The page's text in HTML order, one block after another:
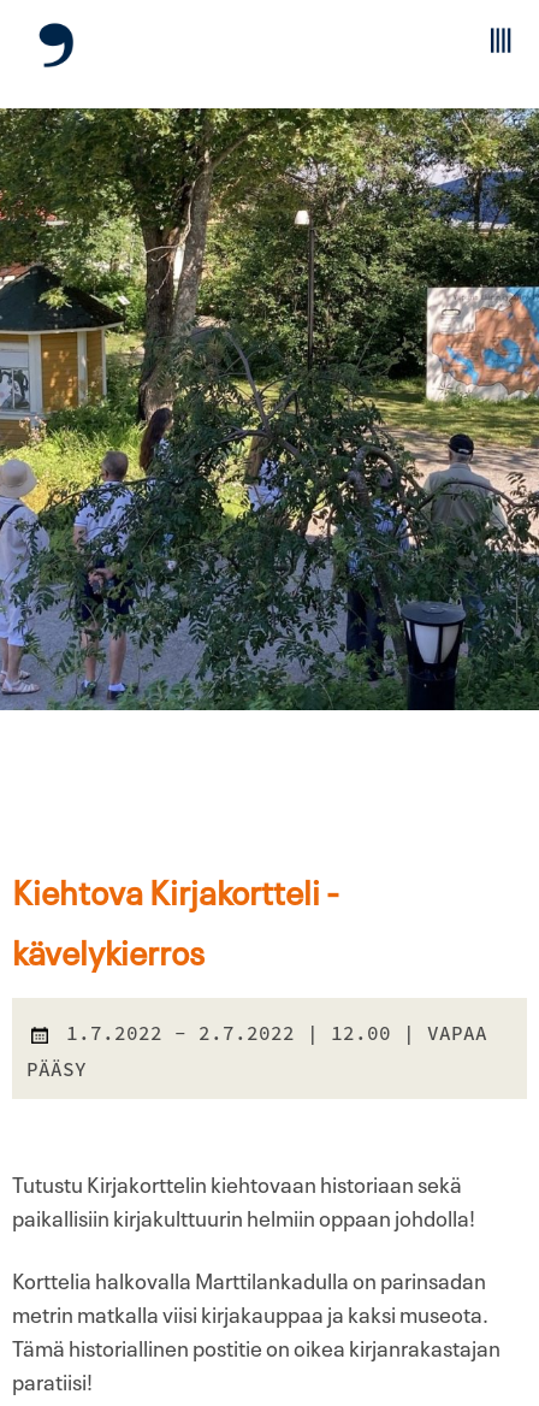
Kiehtova Kirjakortteli -
kävelykierros
1.7.2022 - 2.7.2022 | 12.00
| VAPAA
PÄÄSY
Tutustu Kirjakorttelin kiehtovaan historiaan sekä
paikallisiin kirjakulttuurin helmiin oppaan johdolla!
Korttelia halkovalla Marttilankadulla on parinsadan
metrin matkalla viisi kirjakauppaa ja kaksi museota.
Tämä historiallinen postitie on oikea kirjanrakastajan
paratiisi!